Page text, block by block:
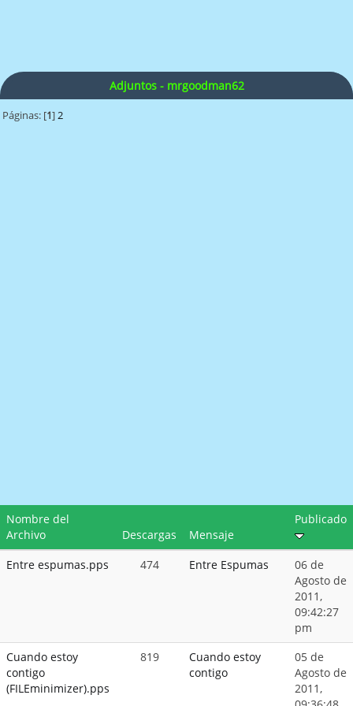
Adjuntos - mrgoodman62
Páginas: [1]2
Nombre del
Archivo
Descargas Mensaje
Publicado
Entre espumas.pps 474 Entre Espumas
06 de
Agosto de
2011,
09:42:27
pm
Cuando estoy
contigo
(FILEminimizer).pps
819
Cuando estoy
contigo
05 de
Agosto de
2011,